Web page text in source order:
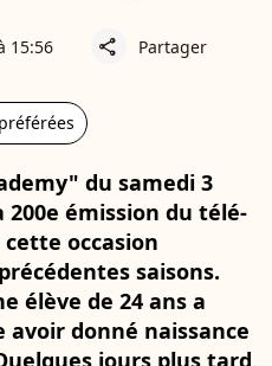
15:56 share Partager
du samedi 3
émission du télé-
occasion
saisons.
élève de 24 ans a
donné naissance
jours plus tard,